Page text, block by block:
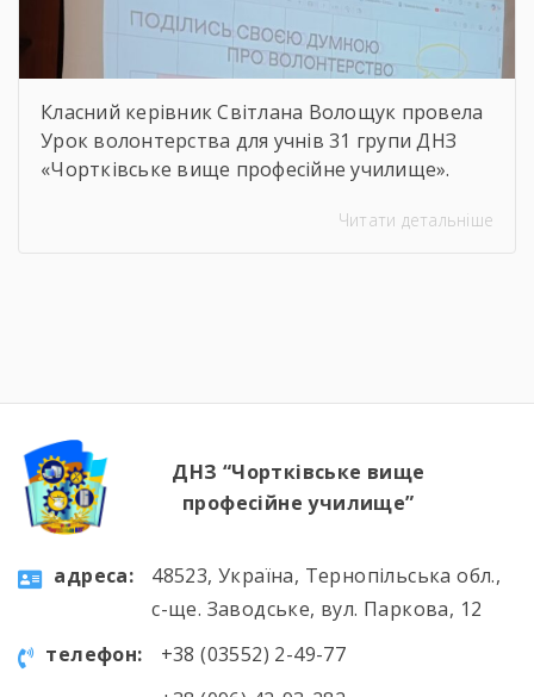
Класний керівник Світлана Волощук провела
Урок волонтерства для учнів 31 групи ДНЗ
«Чортківське вище професійне училище».
урок відбувся онлайн, у живому спілкуванні, з
Читати детальніше
ДНЗ “Чортківське вище
професійне училище”
aдресa:
48523, Україна, Тернопільська обл.,
с-ще. Заводське, вул. Паркова, 12
телефон:
+38 (03552) 2-49-77